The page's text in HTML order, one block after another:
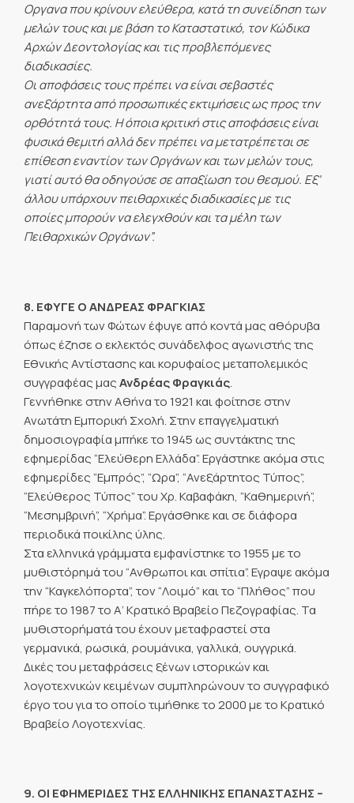
Οργανα που κρίνουν ελεύθερα, κατά τη συνείδηση των
μελών τους και με βάση το Καταστατικό, τον Κώδικα
Αρχών Δεοντολογίας και τις προβλεπόμενες
διαδικασίες.
Οι αποφάσεις τους πρέπει να είναι σεβαστές
ανεξάρτητα από προσωπικές εκτιμήσεις ως προς την
ορθότητά τους. Η όποια κριτική στις αποφάσεις είναι
φυσικά θεμιτή αλλά δεν πρέπει να μετατρέπεται σε
επίθεση εναντίον των Οργάνων και των μελών τους,
γιατί αυτό θα οδηγούσε σε απαξίωση του θεσμού. Εξ’
άλλου υπάρχουν πειθαρχικές διαδικασίες με τις
οποίες μπορούν να ελεγχθούν και τα μέλη των
Πειθαρχικών Οργάνων”.
8. ΕΦΥΓΕ Ο ΑΝΔΡΕΑΣ ΦΡΑΓΚΙΑΣ
Παραμονή των Φώτων έφυγε από κοντά μας αθόρυβα
όπως έζησε ο εκλεκτός συνάδελφος αγωνιστής της
Εθνικής Αντίστασης και κορυφαίος μεταπολεμικός
συγγραφέας μαςΑνδρέας Φραγκιάς.
Γεννήθηκε στην Αθήνα το 1921 και φοίτησε στην
Ανωτάτη Εμπορική Σχολή. Στην επαγγελματική
δημοσιογραφία μπήκε το 1945 ως συντάκτης της
εφημερίδας “Ελεύθερη Ελλάδα”. Εργάστηκε ακόμα στις
εφημερίδες “Εμπρός”, “Ωρα”, “Ανεξάρτητος Τύπος”,
“Ελεύθερος Τύπος” του Χρ. Καβαφάκη, “Καθημερινή”,
“Μεσημβρινή”, “Χρήμα”. Εργάσθηκε και σε διάφορα
περιοδικά ποικίλης ύλης.
Στα ελληνικά γράμματα εμφανίστηκε το 1955 με το
μυθιστόρημά του “Ανθρωποι και σπίτια”. Εγραψε ακόμα
την “Καγκελόπορτα”, τον “Λοιμό” και το “Πλήθος” που
πήρε το 1987 το Α’ Κρατικό Βραβείο Πεζογραφίας. Τα
μυθιστορήματά του έχουν μεταφραστεί στα
γερμανικά, ρωσικά, ρουμάνικα, γαλλικά, ουγγρικά.
Δικές του μεταφράσεις ξένων ιστορικών και
λογοτεχνικών κειμένων συμπληρώνουν το συγγραφικό
έργο του για το οποίο τιμήθηκε το 2000 με το Κρατικό
Βραβείο Λογοτεχνίας.
9. ΟΙ ΕΦΗΜΕΡΙΔΕΣ ΤΗΣ ΕΛΛΗΝΙΚΗΣ ΕΠΑΝΑΣΤΑΣΗΣ –